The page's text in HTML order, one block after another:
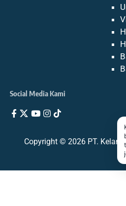
Social Media Kami
Copyright © 2026 PT. Kelana